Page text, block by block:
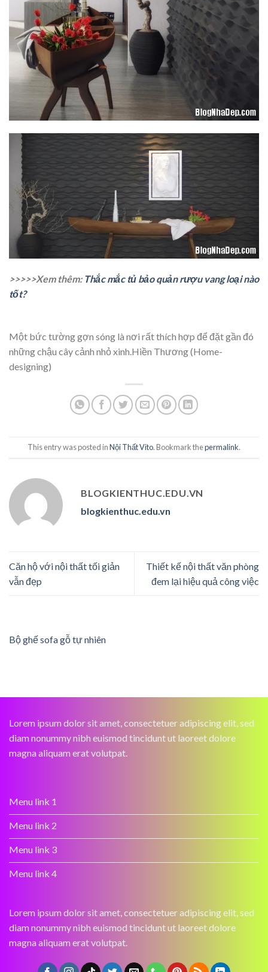
>>>>>Xem thêm: Thắc mắc tủ bảo quản rượu vang loại nào
tốt?
Một bức tường gợn sóng là nơi rất thích hợp để đặt gần đó
những chậu cây cảnh nhỏ xinh.Hiền Thương (Home-
designing)
This entry was posted inNội Thất Vito. Bookmark thepermalink.
BLOGKIENTHUC.EDU.VN
blogkienthuc.edu.vn
Căn hộ với nội thất tối giản
vẫn đẹp
Thiết kế nội thất văn phòng
đem lại hiệu quả công việc
Bộ ghế sofa gỗ tự nhiên
Lorem ipsum dolor sit amet, consectetuer adipiscing elit, sed
diam nonummy nibh euismod tincidunt ut laoreet dolore
magna aliquam erat volutpat.
Menu link 1
Menu link 2
Menu link 3
Menu link 4
Lorem ipsum dolor sit amet, consectetuer adipiscing elit, sed
diam nonummy nibh euismod tincidunt ut laoreet dolore
magna aliquam erat volutpat.